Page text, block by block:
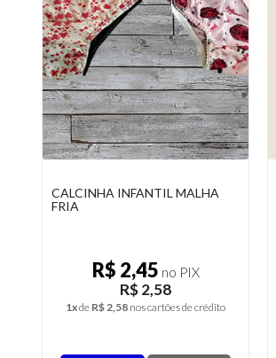
CALÇINHA DE ALGODÃO
INFANTIL
R$ 2,45 no PIX
R$ 2,58
1xde R$ 2,58 nos cartões de crédito